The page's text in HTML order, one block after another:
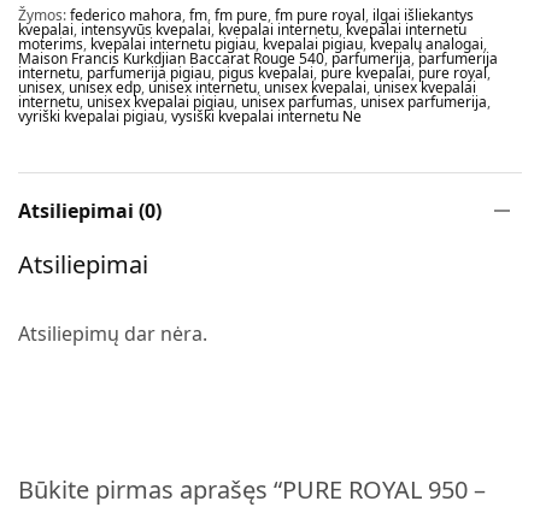
Žymos:federico mahora,fm,fm pure,fm pure royal, ilgai išliekantys
kvepalai, intensyvūs kvepalai, kvepalai internetu,kvepalai internetu
moterims, kvepalai internetu pigiau, kvepalai pigiau,kvepalų analogai,
Maison Francis Kurkdjian Baccarat Rouge 540, parfumerija,parfumerija
internetu, parfumerija pigiau, pigus kvepalai, pure kvepalai, pure royal,
unisex, unisex edp, unisex internetu, unisex kvepalai, unisex kvepalai
internetu, unisex kvepalai pigiau, unisex parfumas, unisex parfumerija,
vyriški kvepalai pigiau,vysiški kvepalai internetu Ne
Atsiliepimai (0)
Atsiliepimai
Atsiliepimų dar nėra.
Būkite pirmas aprašęs “PURE ROYAL 950 –